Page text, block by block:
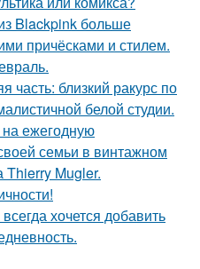
Blackpink больше
причёсками и стилем.
часть: близкий ракурс по
белой студии.
ежегодную
семьи в винтажном
Thierry Mugler.
хочется добавить